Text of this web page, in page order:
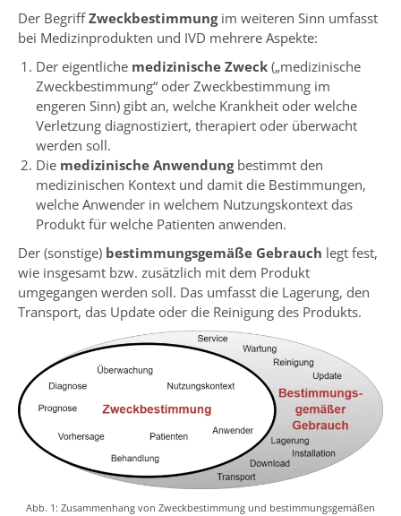
Der BegriffZweckbestimmungim weiteren Sinn umfasst
bei Medizinprodukten und IVD mehrere Aspekte:
Der eigentliche medizinische Zweck („medizinische
Zweckbestimmung“ oder Zweckbestimmung im
engeren Sinn) gibt an, welche Krankheit oder welche
Verletzung diagnostiziert, therapiert oder überwacht
werden soll.
Die medizinische Anwendungbestimmt den
medizinischen Kontext und damit die Bestimmungen,
welche Anwender in welchem Nutzungskontext das
Produkt für welche Patienten anwenden.
Der (sonstige) bestimmungsgemäße Gebrauch legt fest,
wie insgesamt bzw. zusätzlich mit dem Produkt
umgegangen werden soll. Das umfasst die Lagerung, den
Transport, das Update oder die Reinigung des Produkts.
Abb. 1: Zusammenhang von Zweckbestimmung und bestimmungsgemäßen